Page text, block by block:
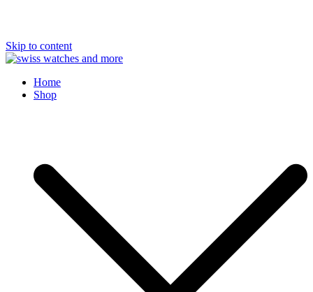
Skip to content
Swiss Watches and More
Home
Shop